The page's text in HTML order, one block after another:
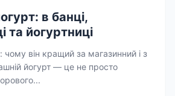
в банці,
та йогуртниці
чому він кращий за магазинний і з
йогурт — це не просто